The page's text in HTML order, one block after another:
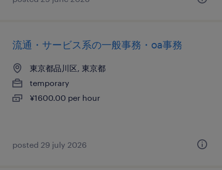
流通・サービス系の一般事務・oa事務
東京都品川区, 東京都
temporary
¥1600.00 per hour
posted 29 july 2026